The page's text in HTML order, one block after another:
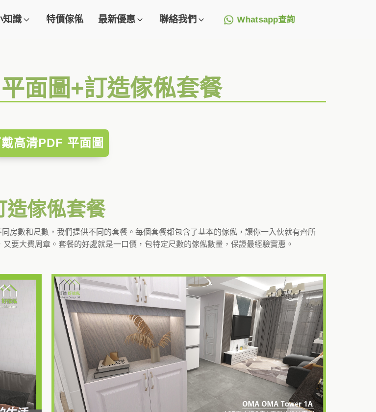
知識 特價傢俬 最新優惠 聯絡我們 Whatsapp查詢
面圖+訂造傢俬套餐
高清PDF 平面圖
造傢俬套餐
房數和尺數，我們提供不同的套餐。每個套餐都包含了基本的傢俬，讓你一入伙就有齊所
要大費周章。套餐的好處就是一口價，包特定尺數的傢俬數量，保證最經驗實惠。